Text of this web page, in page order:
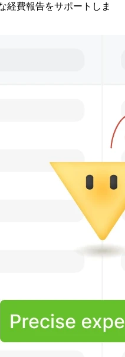
経費報告をサポートしま